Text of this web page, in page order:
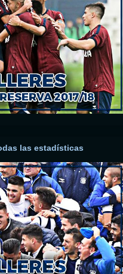
las estadísticas